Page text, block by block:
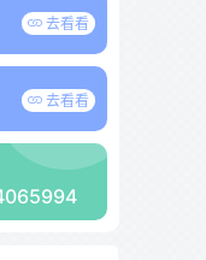
去看看
去看看